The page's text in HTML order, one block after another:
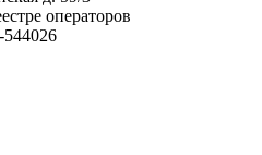
операторов